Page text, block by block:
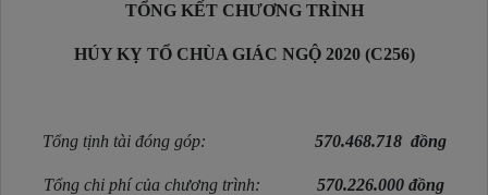
TỔNG KẾT CHƯƠNG TRÌNH
HÚY KỴ TỔ CHÙA GIÁC NGỘ 2020 (C256)
Tổng tịnh tài đóng góp: 570.468.718 đồng
Tổng chi phí của chương trình: 570.226.000 đồng